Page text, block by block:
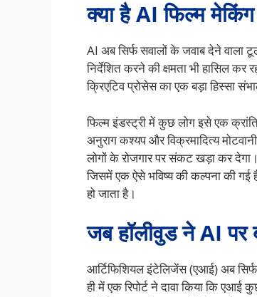
क्या है AI फिल्म मेकिंग
AI अब सिर्फ सवालों के जवाब देने वाला
निर्देशित करने की क्षमता भी हासिल कर
क्रिएटिव प्रोसेस का एक बड़ा हिस्सा
फिल्म इंडस्ट्री में कुछ लोग इसे एक
अनुराग कश्यप और विक्रमादित्य
लोगों के रोजगार पर संकट खड़ा कर
जिसमें एक ऐसे भविष्य की कल्पना की
हो जाता है।
जब हॉलीवुड ने AI पर
आर्टिफिशियल इंटेलिजेंस (एआई) अब सिर्फ
ही में एक रिपोर्ट ने दावा किया कि एआई